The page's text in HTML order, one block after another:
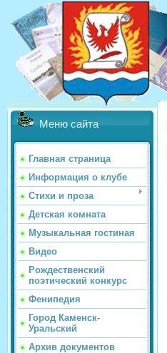
Меню сайта
Главная страница
Информация о клубе
Стихи и проза
Детская комната
Музыкальная гостиная
Видео
Рождественский
поэтический конкурс
Фенипедия
Город Каменск-
Уральский
Архив документов